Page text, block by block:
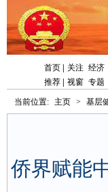
首页 关注 经济
推荐
视窗 专题
当前位置: 主页 > 基层
侨界赋能